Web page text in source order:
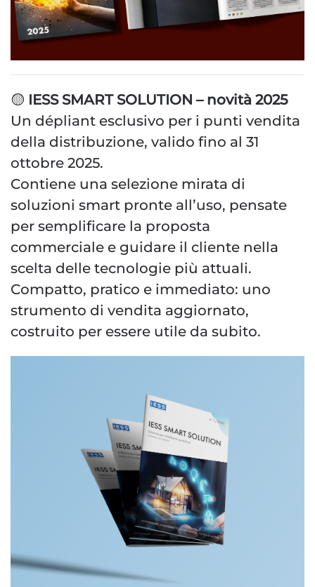
🟡 IESS SMART SOLUTION – novità 2025
Un dépliant esclusivo per i punti vendita
della distribuzione, valido fino al 31
ottobre 2025.
Contiene una selezione mirata di
soluzioni smart pronte all’uso, pensate
per semplificare la proposta
commerciale e guidare il cliente nella
scelta delle tecnologie più attuali.
Compatto, pratico e immediato: uno
strumento di vendita aggiornato,
costruito per essere utile da subito.